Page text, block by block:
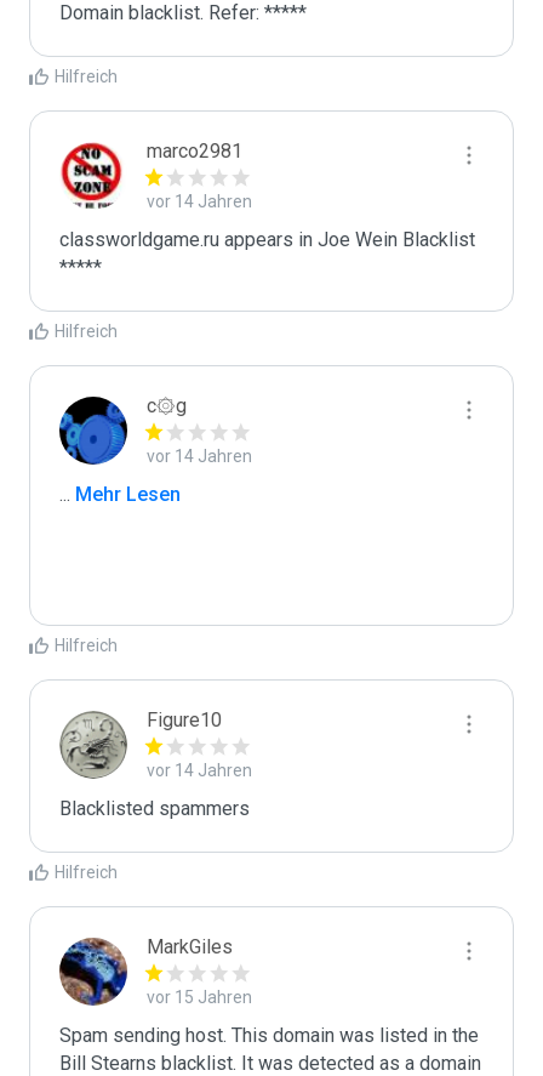
Domain blacklist. Refer: *****
Hilfreich
marco2981
vor 14 Jahren
classworldgame.ru appears in Joe Wein Blacklist
*****
Hilfreich
c۞g
vor 14 Jahren
... Mehr Lesen
Hilfreich
Figure10
vor 14 Jahren
Blacklisted spammers
Hilfreich
MarkGiles
vor 15 Jahren
Spam sending host. This domain was listed in the
Bill Stearns blacklist. It was detected as a domain